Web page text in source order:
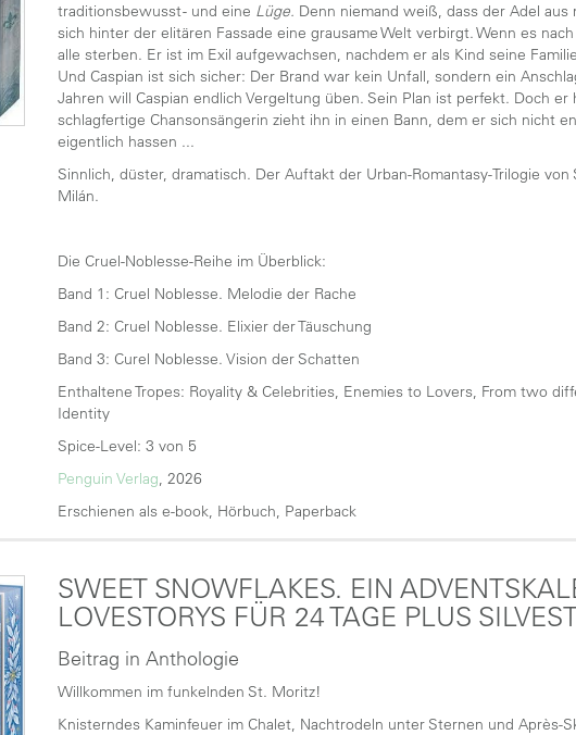
traditionsbewusst - und eine Lüge. Denn niemand weiß, dass der Adel
sich hinter der elitären Fassade eine grausame Welt verbirgt. Wenn es
alle sterben. Er ist im Exil aufgewachsen, nachdem er als Kind seine
Und Caspian ist sich sicher: Der Brand war kein Unfall, sondern ein
Jahren will Caspian endlich Vergeltung üben. Sein Plan ist perfekt. Doch
schlagfertige Chansonsängerin zieht ihn in einen Bann, dem er sich nicht
eigentlich hassen ...
Sinnlich, düster, dramatisch. Der Auftakt der Urban-Romantasy-Trilogie von
Milán.
Die Cruel-Noblesse-Reihe im Überblick:
Band 1: Cruel Noblesse. Melodie der Rache
Band 2: Cruel Noblesse. Elixier der Täuschung
Band 3: Curel Noblesse. Vision der Schatten
Enthaltene Tropes: Royality & Celebrities, Enemies to Lovers, From two
Identity
Spice-Level: 3 von 5
Penguin Verlag, 2026
Erschienen als e-book, Hörbuch, Paperback
SWEET SNOWFLAKES. EIN
LOVESTORYS FÜR 24 TAGE PLUS
Beitrag in Anthologie
Willkommen im funkelnden St. Moritz!
Knisterndes Kaminfeuer im Chalet, Nachtrodeln unter Sternen und Après-